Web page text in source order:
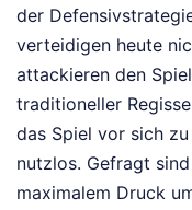
der
verteidigen heute
attackieren den
traditioneller
das Spiel vor sich
nutzlos. Gefragt
maximalem Druck